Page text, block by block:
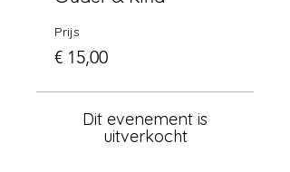
Prijs
€ 15,00
Dit evenement is
uitverkocht